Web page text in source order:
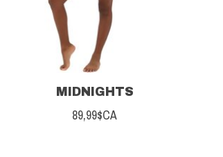
MIDNIGHTS
89,99$CA